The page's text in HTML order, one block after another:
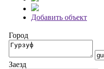
Добавить объект
Город
Заезд